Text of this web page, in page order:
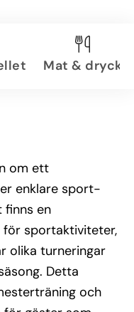
Mat & dryck
om ett
enklare sport-
finns en
för sportaktiviteter,
olika turneringar
Detta
och